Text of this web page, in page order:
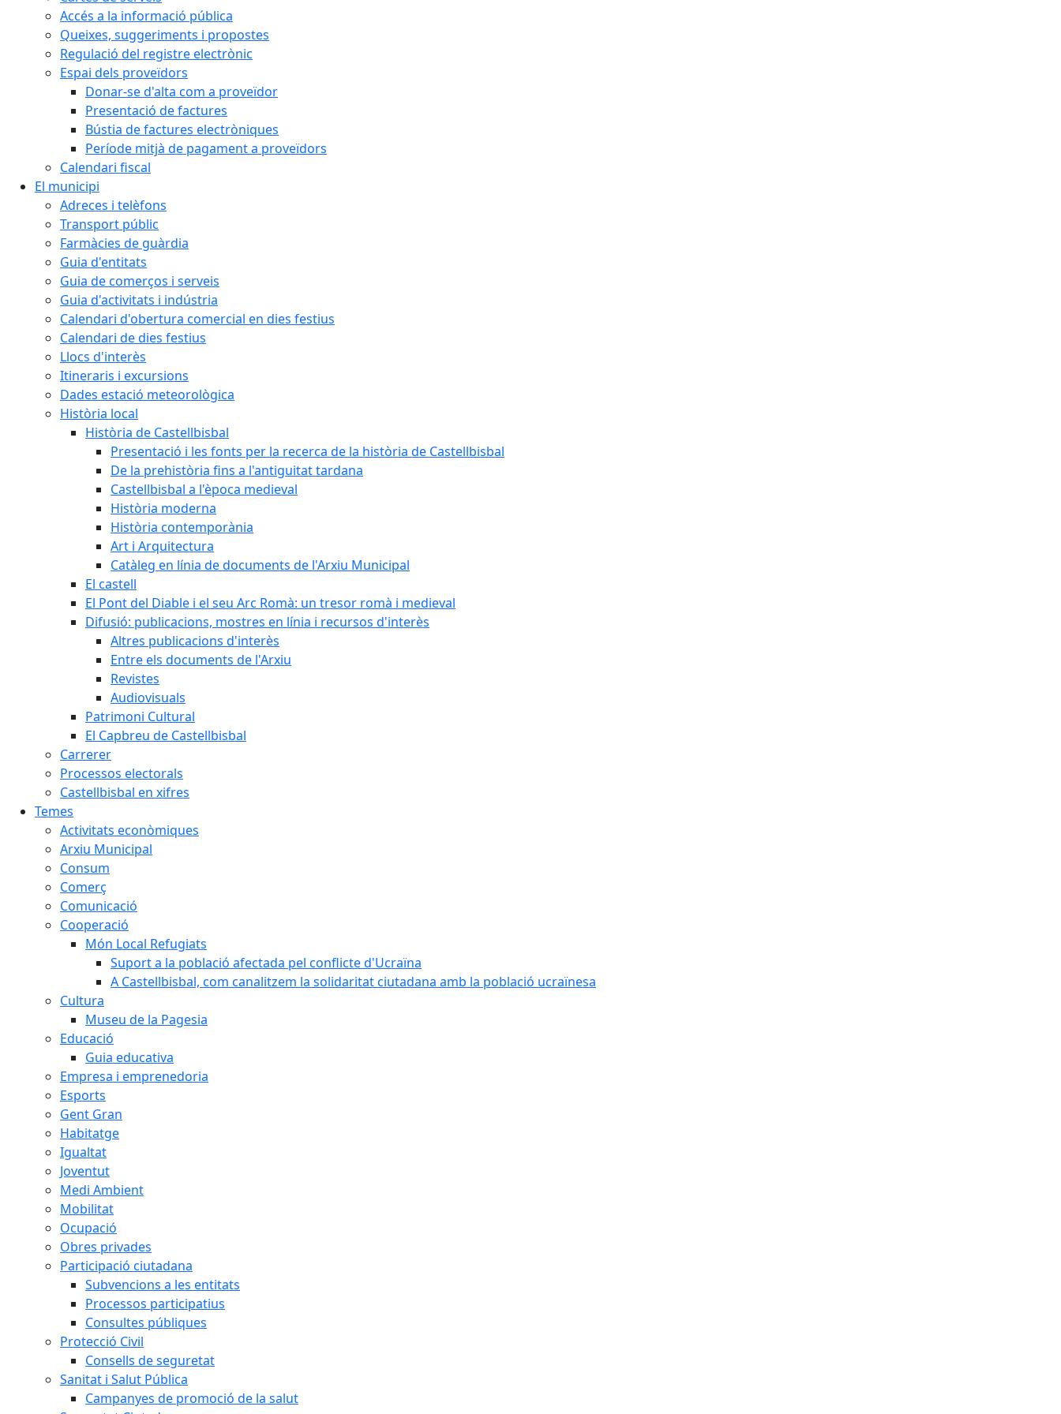
Accés a la informació pública
Queixes, suggeriments i propostes
Regulació del registre electrònic
Espai dels proveïdors
Donar-se d'alta com a proveïdor
Presentació de factures
Bústia de factures electròniques
Període mitjà de pagament a proveïdors
Calendari fiscal
El municipi
Adreces i telèfons
Transport públic
Farmàcies de guàrdia
Guia d'entitats
Guia de comerços i serveis
Guia d'activitats i indústria
Calendari d'obertura comercial en dies festius
Calendari de dies festius
Llocs d'interès
Itineraris i excursions
Dades estació meteorològica
Història local
Història de Castellbisbal
Presentació i les fonts per la recerca de la història de Castellbisbal
De la prehistòria fins a l'antiguitat tardana
Castellbisbal a l'època medieval
Història moderna
Història contemporània
Art i Arquitectura
Catàleg en línia de documents de l'Arxiu Municipal
El castell
El Pont del Diable i el seu Arc Romà: un tresor romà i medieval
Difusió: publicacions, mostres en línia i recursos d'interès
Altres publicacions d'interès
Entre els documents de l'Arxiu
Revistes
Audiovisuals
Patrimoni Cultural
El Capbreu de Castellbisbal
Carrerer
Processos electorals
Castellbisbal en xifres
Temes
Activitats econòmiques
Arxiu Municipal
Consum
Comerç
Comunicació
Cooperació
Món Local Refugiats
Suport a la població afectada pel conflicte d'Ucraïna
A Castellbisbal, com canalitzem la solidaritat ciutadana amb la població ucraïnesa
Cultura
Museu de la Pagesia
Educació
Guia educativa
Empresa i emprenedoria
Esports
Gent Gran
Habitatge
Igualtat
Joventut
Medi Ambient
Mobilitat
Ocupació
Obres privades
Participació ciutadana
Subvencions a les entitats
Processos participatius
Consultes públiques
Protecció Civil
Consells de seguretat
Sanitat i Salut Pública
Campanyes de promoció de la salut